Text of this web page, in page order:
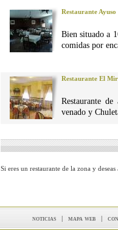
Restaurante Ayuso
Bien situado a
comidas por
Restaurante El
Restaurante
venado y
Si eres un restaurante de la zona y
noticias | mapa web |